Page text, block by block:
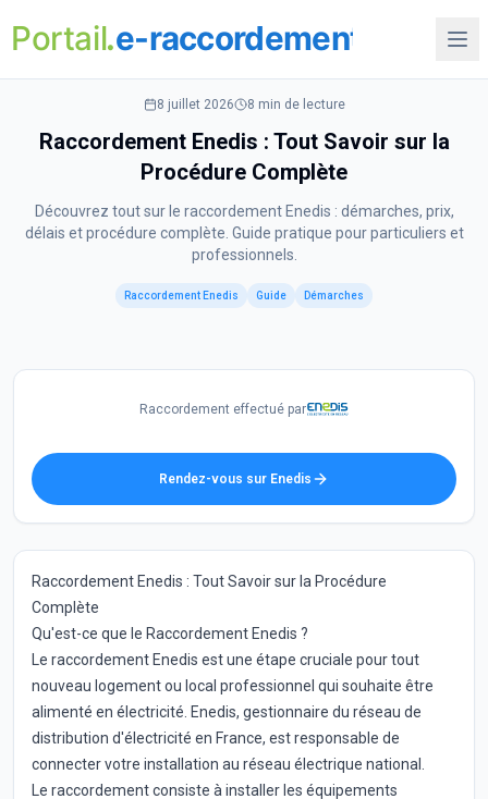
8 juillet 2026 8 min de lecture
Raccordement Enedis : Tout Savoir sur la
Procédure Complète
Découvrez tout sur le raccordement Enedis : démarches, prix,
délais et procédure complète. Guide pratique pour particuliers et
professionnels.
Raccordement Enedis Guide Démarches
Raccordement effectué par
Rendez-vous sur Enedis
Raccordement Enedis : Tout Savoir sur la Procédure
Complète
Qu'est-ce que le Raccordement Enedis ?
Le raccordement Enedis est une étape cruciale pour tout
nouveau logement ou local professionnel qui souhaite être
alimenté en électricité. Enedis, gestionnaire du réseau de
distribution d'électricité en France, est responsable de
connecter votre installation au réseau électrique national.
Le raccordement consiste à installer les équipements